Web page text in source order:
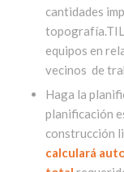
cantidades
equipos en
vecinos de
Haga la
planificación
construcción
calculará